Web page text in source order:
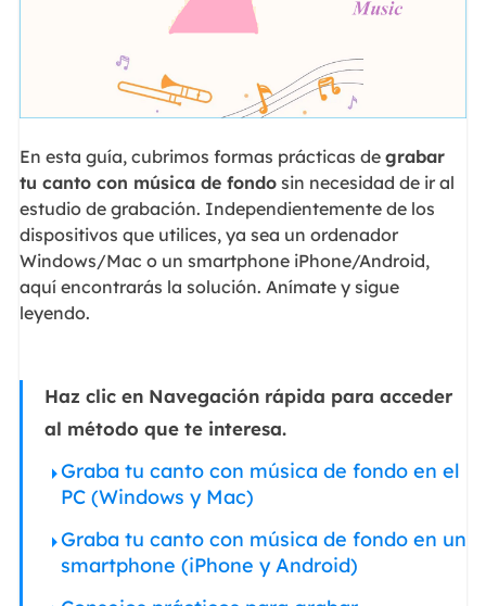
En esta guía, cubrimos formas prácticas de grabar
tu canto con música de fondosin necesidad de ir al
estudio de grabación. Independientemente de los
dispositivos que utilices, ya sea un ordenador
Windows/Mac o un smartphone iPhone/Android,
aquí encontrarás la solución. Anímate y sigue
leyendo.
Haz clic en Navegación rápida para acceder
al método que te interesa.
Graba tu canto con música de fondo en el
PC (Windows y Mac)
Graba tu canto con música de fondo en un
smartphone (iPhone y Android)